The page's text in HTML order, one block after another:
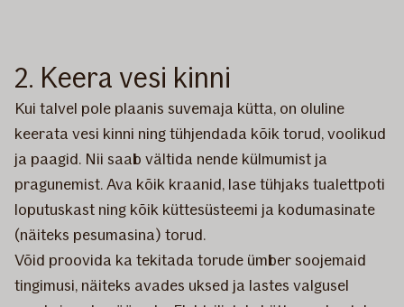
2. Keera vesi kinni
Kui talvel pole plaanis suvemaja kütta, on oluline
keerata vesi kinni ning tühjendada kõik torud, voolikud
ja paagid. Nii saab vältida nende külmumist ja
pragunemist. Ava kõik kraanid, lase tühjaks tualettpoti
loputuskast ning kõik küttesüsteemi ja kodumasinate
(näiteks pesumasina) torud.
Võid proovida ka tekitada torude ümber soojemaid
tingimusi, näiteks avades uksed ja lastes valgusel